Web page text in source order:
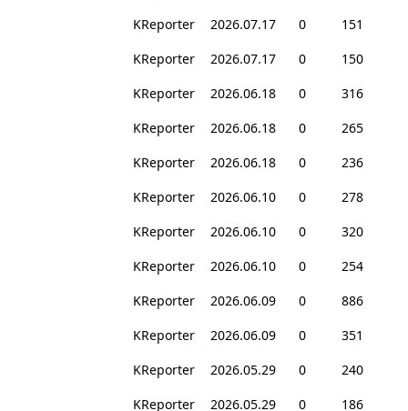
KReporter
2026.07.17 0
151
KReporter
2026.07.17 0
150
KReporter
2026.06.18 0
316
KReporter
2026.06.18 0
265
KReporter
2026.06.18 0
236
KReporter
2026.06.10 0
278
KReporter
2026.06.10 0
320
KReporter
2026.06.10 0
254
KReporter
2026.06.09 0
886
KReporter
2026.06.09 0
351
KReporter
2026.05.29 0
240
KReporter
2026.05.29 0 186